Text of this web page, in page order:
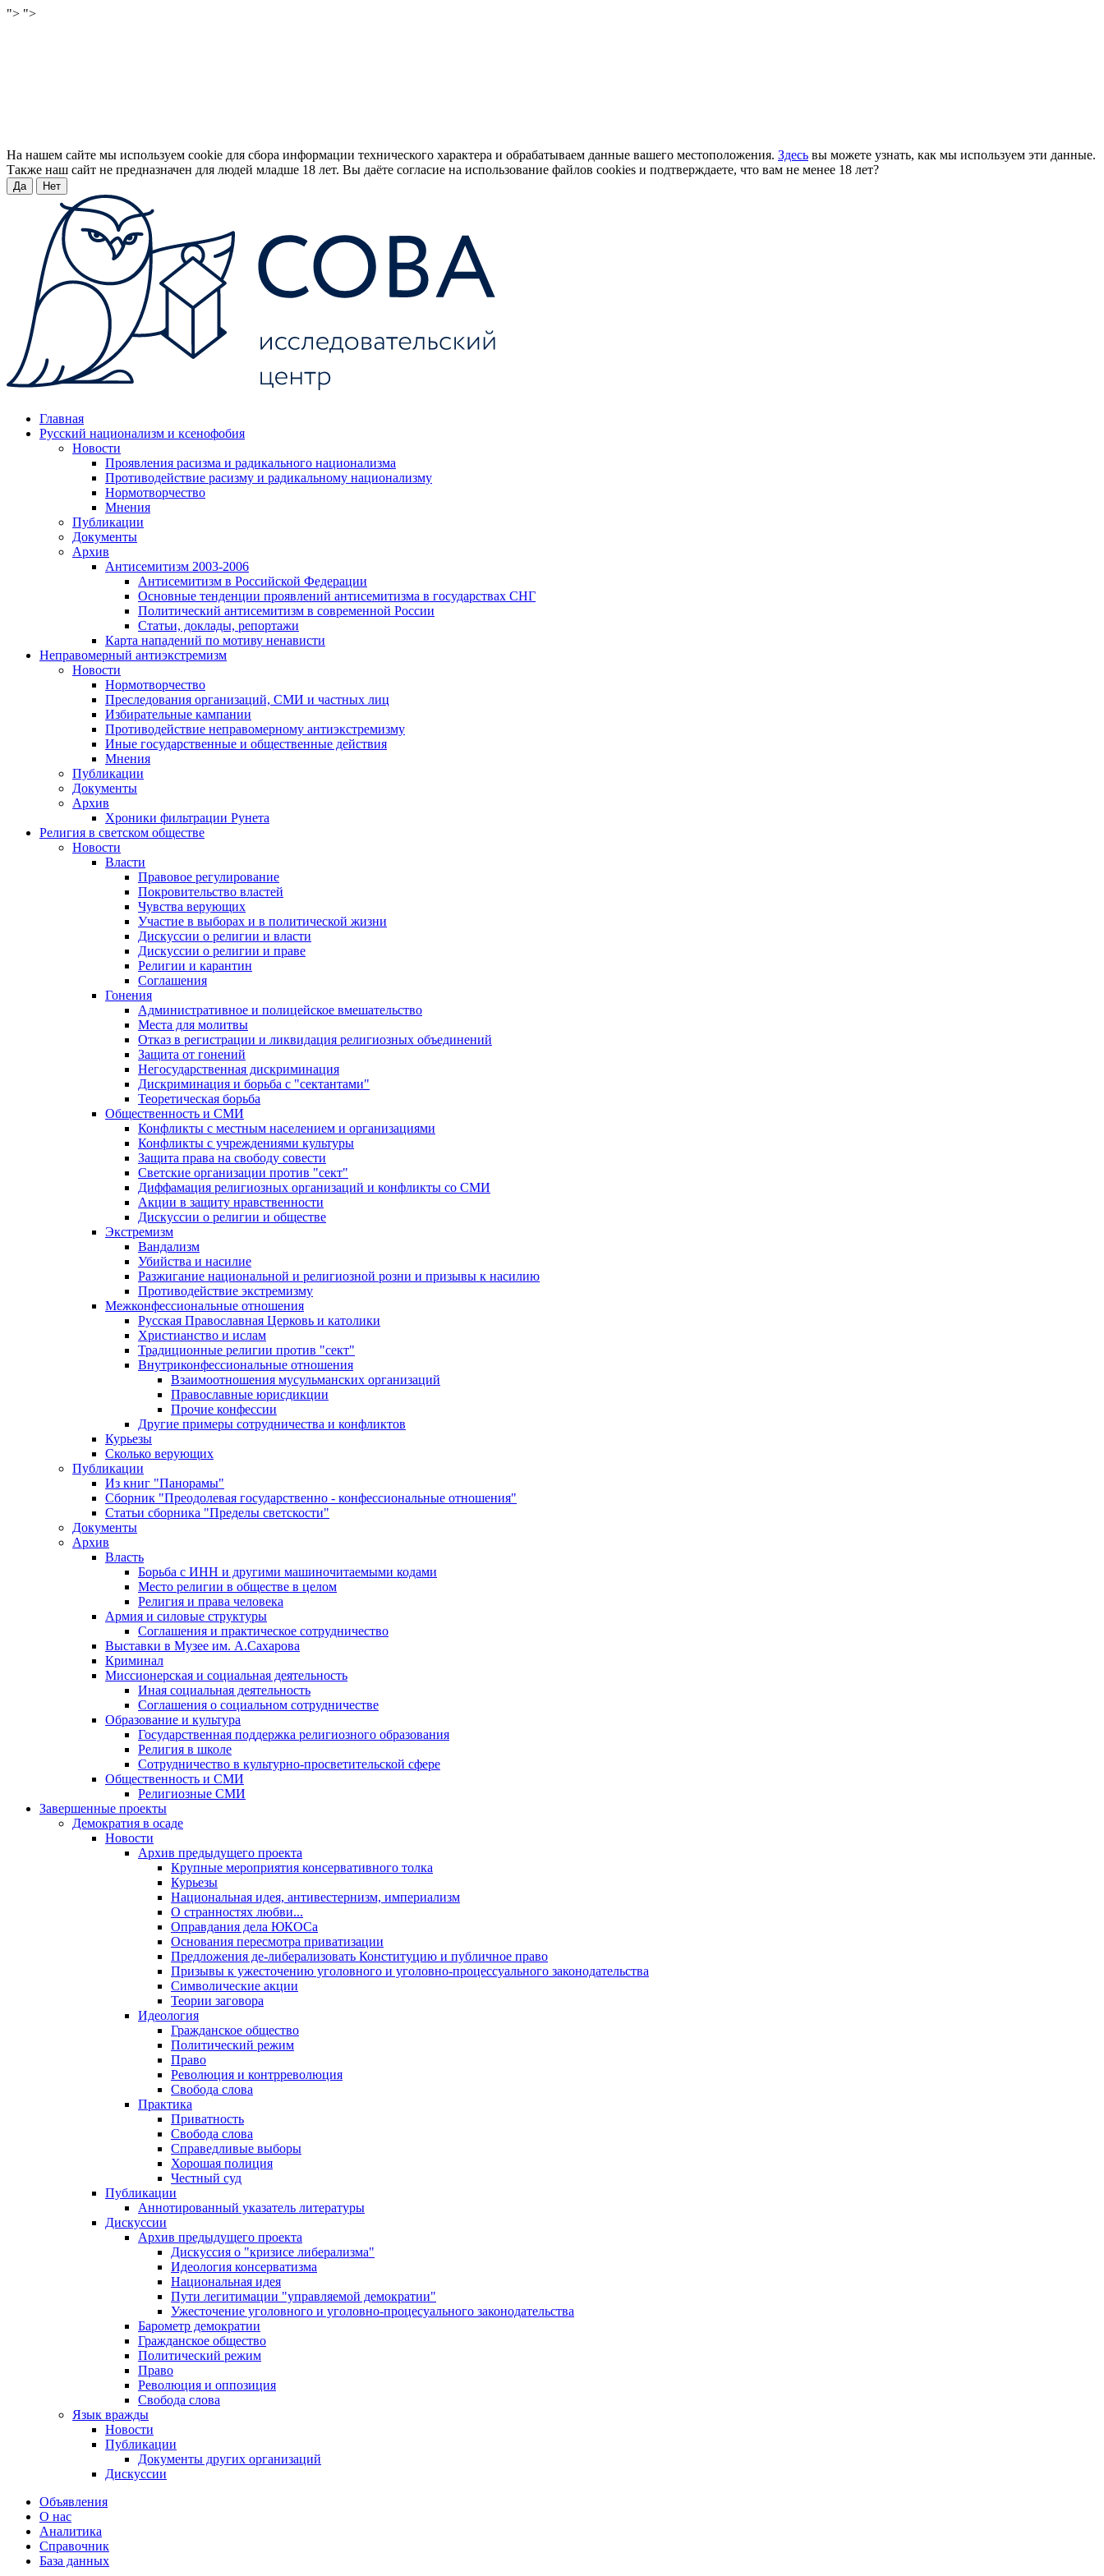
"> ">
На нашем сайте мы используем cookie для сбора информации технического характера и обрабатываем данные вашего местоположения. Здесь вы можете узнать, как мы используем эти данные.
Также наш сайт не предназначен для людей младше 18 лет. Вы даёте согласие на использование файлов cookies и подтверждаете, что вам не менее 18 лет?
Да Нет
Главная
Русский национализм и ксенофобия
Новости
Проявления расизма и радикального национализма
Противодействие расизму и радикальному национализму
Нормотворчество
Мнения
Публикации
Документы
Архив
Антисемитизм 2003-2006
Антисемитизм в Российской Федерации
Основные тенденции проявлений антисемитизма в государствах СНГ
Политический антисемитизм в современной России
Статьи, доклады, репортажи
Карта нападений по мотиву ненависти
Неправомерный антиэкстремизм
Новости
Нормотворчество
Преследования организаций, СМИ и частных лиц
Избирательные кампании
Противодействие неправомерному антиэкстремизму
Иные государственные и общественные действия
Мнения
Публикации
Документы
Архив
Хроники фильтрации Рунета
Религия в светском обществе
Новости
Власти
Правовое регулирование
Покровительство властей
Чувства верующих
Участие в выборах и в политической жизни
Дискуссии о религии и власти
Дискуссии о религии и праве
Религии и карантин
Соглашения
Гонения
Административное и полицейское вмешательство
Места для молитвы
Отказ в регистрации и ликвидация религиозных объединений
Защита от гонений
Негосударственная дискриминация
Дискриминация и борьба с "сектантами"
Теоретическая борьба
Общественность и СМИ
Конфликты с местным населением и организациями
Конфликты с учреждениями культуры
Защита права на свободу совести
Светские организации против "сект"
Диффамация религиозных организаций и конфликты со СМИ
Акции в защиту нравственности
Дискуссии о религии и обществе
Экстремизм
Вандализм
Убийства и насилие
Разжигание национальной и религиозной розни и призывы к насилию
Противодействие экстремизму
Межконфессиональные отношения
Русская Православная Церковь и католики
Христианство и ислам
Традиционные религии против "сект"
Внутриконфессиональные отношения
Взаимоотношения мусульманских организаций
Православные юрисдикции
Прочие конфессии
Другие примеры сотрудничества и конфликтов
Курьезы
Сколько верующих
Публикации
Из книг "Панорамы"
Сборник "Преодолевая государственно - конфессиональные отношения"
Статьи сборника "Пределы светскости"
Документы
Архив
Власть
Борьба с ИНН и другими машиночитаемыми кодами
Место религии в обществе в целом
Религия и права человека
Армия и силовые структуры
Соглашения и практическое сотрудничество
Выставки в Музее им. А.Сахарова
Криминал
Миссионерская и социальная деятельность
Иная социальная деятельность
Соглашения о социальном сотрудничестве
Образование и культура
Государственная поддержка религиозного образования
Религия в школе
Сотрудничество в культурно-просветительской сфере
Общественность и СМИ
Религиозные СМИ
Завершенные проекты
Демократия в осаде
Новости
Архив предыдущего проекта
Крупные мероприятия консервативного толка
Курьезы
Национальная идея, антивестернизм, империализм
О странностях любви...
Оправдания дела ЮКОСа
Основания пересмотра приватизации
Предложения де-либерализовать Конституцию и публичное право
Призывы к ужесточению уголовного и уголовно-процессуального законодательства
Символические акции
Теории заговора
Идеология
Гражданское общество
Политический режим
Право
Революция и контрреволюция
Свобода слова
Практика
Приватность
Свобода слова
Справедливые выборы
Хорошая полиция
Честный суд
Публикации
Аннотированный указатель литературы
Дискуссии
Архив предыдущего проекта
Дискуссия о "кризисе либерализма"
Идеология консерватизма
Национальная идея
Пути легитимации "управляемой демократии"
Ужесточение уголовного и уголовно-процесуального законодательства
Барометр демократии
Гражданское общество
Политический режим
Право
Революция и оппозиция
Свобода слова
Язык вражды
Новости
Публикации
Документы других организаций
Дискуссии
Объявления
О нас
Аналитика
Справочник
База данных